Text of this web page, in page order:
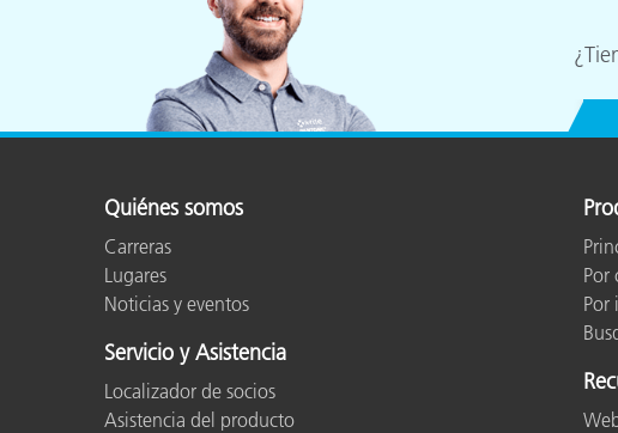
Quiénes somos
Carreras
Lugares
Noticias y eventos
Servicio y Asistencia
Localizador de socios
Asistencia del producto
Por
Por